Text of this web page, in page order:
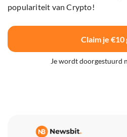
populariteit van Crypto!
Claim je €10
Je wordt doorgestuurd